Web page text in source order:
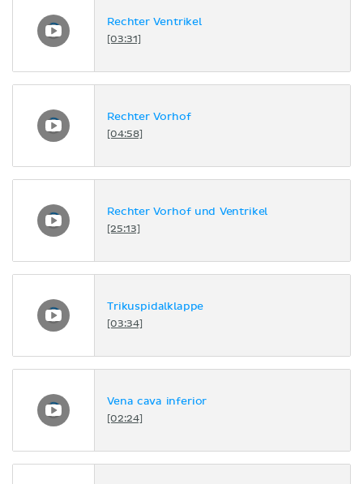
Rechter Ventrikel
[03:31]
Rechter Vorhof
[04:58]
Rechter Vorhof und Ventrikel
[25:13]
Trikuspidalklappe
[03:34]
Vena cava inferior
[02:24]